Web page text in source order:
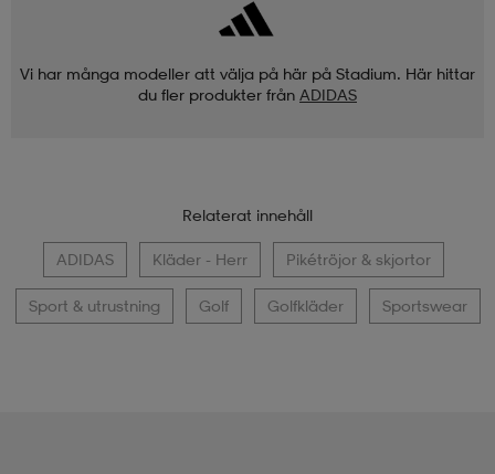
Vi har många modeller att välja på här på Stadium. Här hittar
du fler produkter från ADIDAS
Relaterat innehåll
ADIDAS Kläder - Herr Pikétröjor & skjortor
Sport & utrustning Golf Golfkläder Sportswear